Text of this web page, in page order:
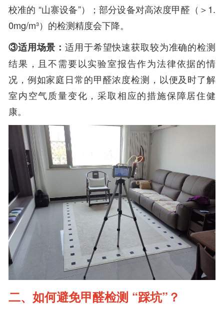
校准的 “山寨设备”）；部分设备对高浓度甲醛（＞1.
0mg/m³）的检测精度会下降。
③适用场景：适用于希望快速获取较为准确的检测
结果，且不需要以实验室报告作为法律依据的情
况，例如家庭日常的甲醛浓度检测，以便及时了解
室内空气质量变化，采取相应的措施保障居住健
康。
二、如何避免甲醛检测 “踩坑”？